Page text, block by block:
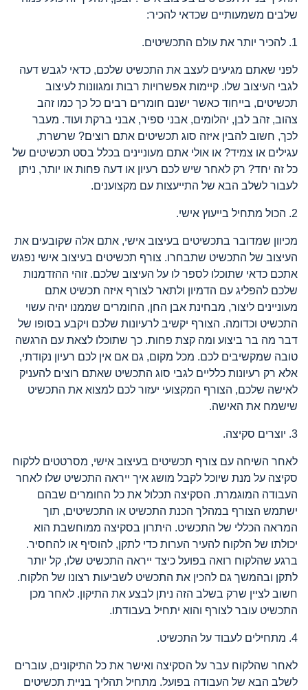
שלבים משמעותיים שכדאי להכיר:
1. להכיר יותר את עולם התכשיטים.
לפני שאתם מגיעים לעצב את התכשיט שלכם, כדאי לגבש דעה
לגבי העיצוב שלו. קיימות אפשרויות רבות ומגוונות לעיצוב
תכשיטים, בייחוד כאשר ישנם חומרים רבים כל כך כמו זהב
צהוב, זהב לבן, יהלומים, אבני ספיר, אבני ברקת ועוד. מעבר
לכך, חשוב להבין איזה סוג תכשיטים אתם רוצים? שרשרת,
עגילים או צמיד? או אולי אתם מעוניינים בכלל בסט תכשיטים של
כל זה יחד? רק לאחר שיש לכם רעיון או דעה פחות או יותר, ניתן
לעבור לשלב הבא של התייעצות עם מקצוענים.
2. הכול מתחיל בייעוץ אישי.
מכיוון שמדובר בתכשיטים בעיצוב אישי, אתם אלה שקובעים את
העיצוב של התכשיט שתבחרו. צורף תכשיטים בעיצוב אישי נפגש
אתכם כדאי שתוכלו לספר לו על העיצוב שלכם. זוהי ההזדמנות
שלכם להפליג עם הדמיון ולתאר לצורף איזה תכשיט אתם
מעוניינים ליצור, מבחינת אבן החן, החומרים שממנו יהיה עשוי
התכשיט וכדומה. הצורף יקשיב לרעיונות שלכם ויקבע בסופו של
דבר מה בר ביצוע ומה קצת פחות. כך שתוכלו לצאת עם הרגשה
טובה שמקשיבים לכם. מכל מקום, גם אם אין לכם רעיון נקודתי,
אלא רק רעיונות כלליים לגבי סוג התכשיט שאתם רוצים להעניק
לאישה שלכם, הצורף המקצועי יעזור לכם למצוא את התכשיט
שישמח את האישה.
3. יוצרים סקיצה.
לאחר השיחה עם צורף תכשיטים בעיצוב אישי, מסרטטים ללקוח
סקיצה על מנת שיוכל לקבל מושג איך ייראה התכשיט שלו לאחר
העבודה המוגמרת. הסקיצה תכלול את כל החומרים שבהם
ישתמש הצורף במהלך הכנת התכשיט או התכשיטים, תוך
המראה הכללי של התכשיט. היתרון בסקיצה ממוחשבת הוא
יכולתו של הלקוח להעיר הערות כדי לתקן, להוסיף או להחסיר.
ברגע שהלקוח רואה בפועל כיצד ייראה התכשיט שלו, קל יותר
לתקן ובהמשך גם להכין את התכשיט לשביעות רצונו של הלקוח.
חשוב לציין שרק בשלב הזה ניתן לבצע את התיקון. לאחר מכן
התכשיט עובר לצורף והוא יתחיל בעבודתו.
4. מתחילים לעבוד על התכשיט.
לאחר שהלקוח עבר על הסקיצה ואישר את כל התיקונים, עוברים
לשלב הבא של העבודה בפועל. מתחיל תהליך בניית תכשיטים